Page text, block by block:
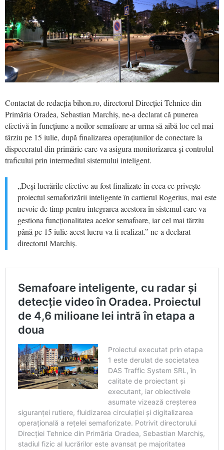
Contactat de redacția bihon.ro, directorul Direcției Tehnice din
Primăria Oradea, Sebastian Marchiș, ne-a declarat că punerea
efectivă în funcțiune a noilor semafoare ar urma să aibă loc cel mai
târziu pe 15 iulie, după finalizarea operațiunilor de conectare la
dispeceratul din primărie care va asigura monitorizarea și controlul
traficului prin intermediul sistemului inteligent.
„Deși lucrările efective au fost finalizate în ceea ce privește
proiectul semaforizării inteligente în cartierul Rogerius, mai este
nevoie de timp pentru integrarea acestora în sistemul care va
gestiona funcționalitatea acelor semafoare, iar cel mai târziu
până pe 15 iulie acest lucru va fi realizat.” ne-a declarat
directorul Marchiș.